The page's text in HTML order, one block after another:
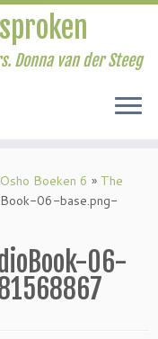
Donna van der Steeg
Boeken 6 » The
06-base.png-
06-